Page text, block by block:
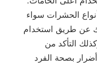
الحشرات سواء
عن طريق استخدام
التأكد من
بصحة الفرد